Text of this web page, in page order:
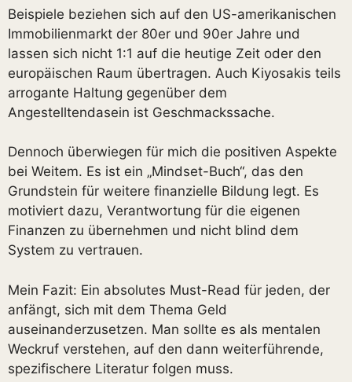
Beispiele beziehen sich auf den US-amerikanischen
Immobilienmarkt der 80er und 90er Jahre und
lassen sich nicht 1:1 auf die heutige Zeit oder den
europäischen Raum übertragen. Auch Kiyosakis teils
arrogante Haltung gegenüber dem
Angestelltendasein ist Geschmackssache.
Dennoch überwiegen für mich die positiven Aspekte
bei Weitem. Es ist ein „Mindset-Buch“, das den
Grundstein für weitere finanzielle Bildung legt. Es
motiviert dazu, Verantwortung für die eigenen
Finanzen zu übernehmen und nicht blind dem
System zu vertrauen.
Mein Fazit: Ein absolutes Must-Read für jeden, der
anfängt, sich mit dem Thema Geld
auseinanderzusetzen. Man sollte es als mentalen
Weckruf verstehen, auf den dann weiterführende,
spezifischere Literatur folgen muss.